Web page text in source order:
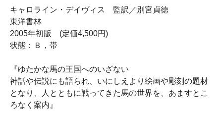
キャロライン・デイヴィス 監訳／別宮貞徳
東洋書林
2005年初版 (定価4,500円)
状態：Ｂ，帯
『ゆたかな馬の王国へのいざない
神話や伝説にも語られ、いにしえより絵画や彫刻の題材
となり、人とともに戦ってきた馬の世界を、あますとこ
ろなく案内』